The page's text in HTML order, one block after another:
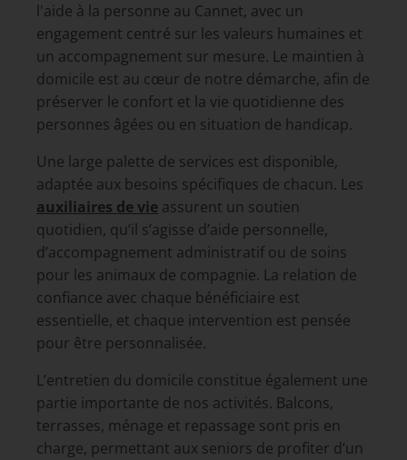
l'aide à la personne au Cannet, avec un
engagement centré sur les valeurs humaines et
un accompagnement sur mesure. Le maintien à
domicile est au cœur de notre démarche, afin de
préserver le confort et la vie quotidienne des
personnes âgées ou en situation de handicap.
Une large palette de services est disponible,
adaptée aux besoins spécifiques de chacun. Les
auxiliaires de vie assurent un soutien
quotidien, qu’il s’agisse d’aide personnelle,
d’accompagnement administratif ou de soins
pour les animaux de compagnie. La relation de
confiance avec chaque bénéficiaire est
essentielle, et chaque intervention est pensée
pour être personnalisée.
L’entretien du domicile constitue également une
partie importante de nos activités. Balcons,
terrasses, ménage et repassage sont pris en
charge, permettant aux seniors de profiter d’un